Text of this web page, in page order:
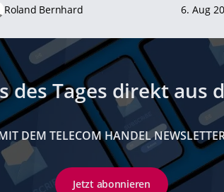
Roland Bernhard 6. Aug
des Tages direkt aus
DEM TELECOM HANDEL
Jetzt abonnieren